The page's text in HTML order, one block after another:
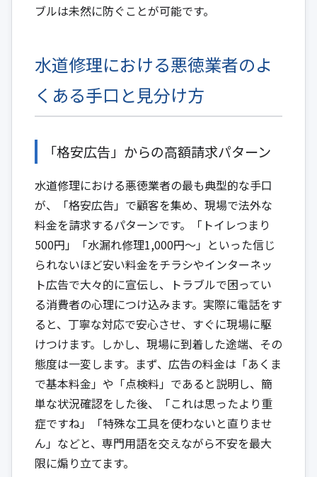
ブルは未然に防ぐことが可能です。
水道修理における悪徳業者のよ
くある手口と見分け方
「格安広告」からの高額請求パターン
水道修理における悪徳業者の最も典型的な手口
が、「格安広告」で顧客を集め、現場で法外な
料金を請求するパターンです。「トイレつまり
500円」「水漏れ修理1,000円～」といった信じ
られないほど安い料金をチラシやインターネッ
ト広告で大々的に宣伝し、トラブルで困ってい
る消費者の心理につけ込みます。実際に電話をす
ると、丁寧な対応で安心させ、すぐに現場に駆
けつけます。しかし、現場に到着した途端、その
態度は一変します。まず、広告の料金は「あくま
で基本料金」や「点検料」であると説明し、簡
単な状況確認をした後、「これは思ったより重
症ですね」「特殊な工具を使わないと直りませ
ん」などと、専門用語を交えながら不安を最大
限に煽り立てます。